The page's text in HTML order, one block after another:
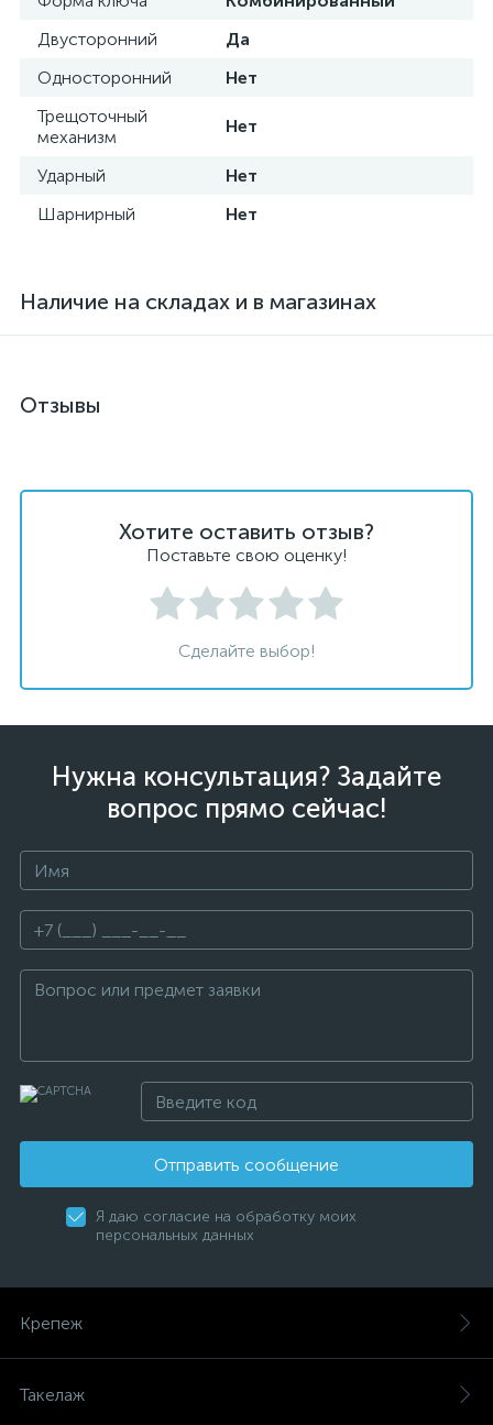
Двусторонний
Да
Односторонний
Нет
Трещоточный
механизм
Нет
Ударный
Нет
Шарнирный
Нет
Наличие на складах и в магазинах
Отзывы
Хотите оставить отзыв?
Поставьте свою оценку!
Сделайте выбор!
Нужна консультация? Задайте
вопрос прямо сейчас!
Отправить сообщение
Я даю согласие на обработку моих
персональных данных
Крепеж
Такелаж